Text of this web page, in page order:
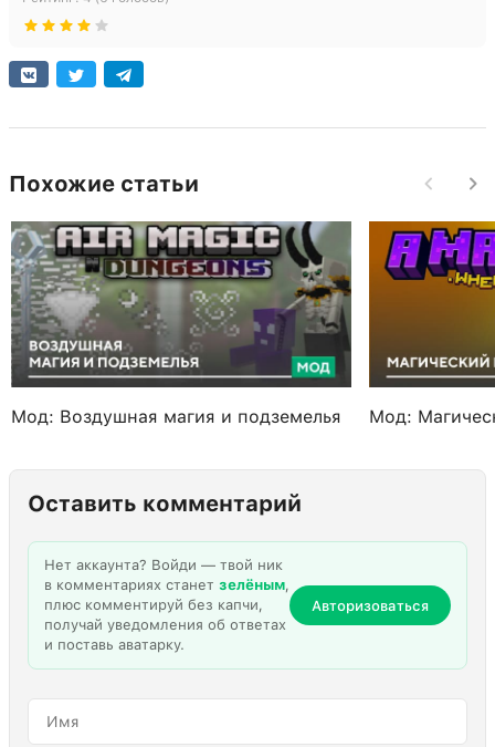
Похожие статьи
Мод: Воздушная магия и подземелья Мод:
Оставить комментарий
Нет аккаунта? Войди — твой ник
в комментариях станет зелёным,
плюс комментируй без капчи,
получай уведомления об ответах
и поставь аватарку.
Авторизоваться